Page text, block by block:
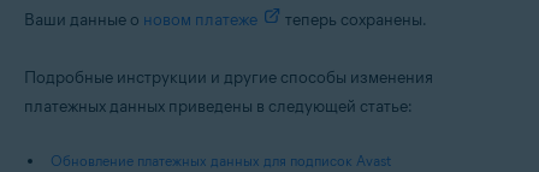
Ваши данные о новом платеже теперь сохранены.
Подробные инструкции и другие способы изменения
платежных данных приведены в следующей статье:
Обновление платежных данных для подписок Avast